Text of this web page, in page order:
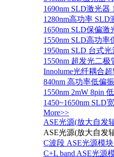
1690nm SLD激光器
1280nm高功率 SLD
1650nm SLD保偏激
1550nm SLD高功
1950nm SLD 台式光
1550nm 超发光二
Innolume光纤耦合
840nm 高功率低偏
1550nm 2mW 8pin
1450~1650nm SLD
More>>
ASE光源(放大自发
ASE光源(放大自发
C波段 ASE光源模块
C+L band ASE光源